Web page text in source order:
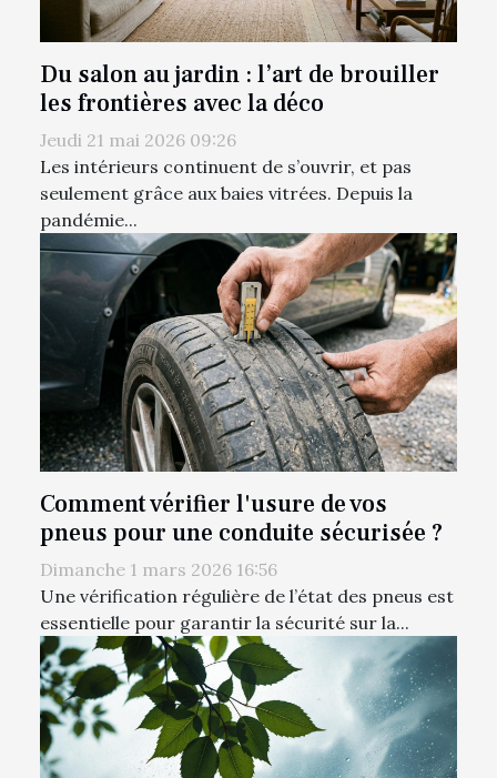
Du salon au jardin : l’art de brouiller
les frontières avec la déco
Jeudi 21 mai 2026 09:26
Les intérieurs continuent de s’ouvrir, et pas
seulement grâce aux baies vitrées. Depuis la
pandémie...
Comment vérifier l'usure de vos
pneus pour une conduite sécurisée ?
Dimanche 1 mars 2026 16:56
Une vérification régulière de l’état des pneus est
essentielle pour garantir la sécurité sur la...